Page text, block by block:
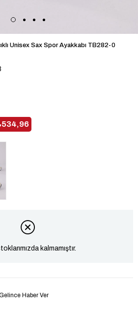
Unisex Sax Spor Ayakkabı TB282-0
kalmamıştır.
Haber Ver